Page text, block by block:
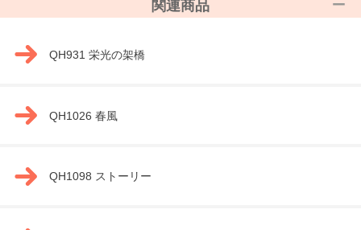
関連商品
QH931 栄光の架橋
QH1026 春風
QH1098 ストーリー